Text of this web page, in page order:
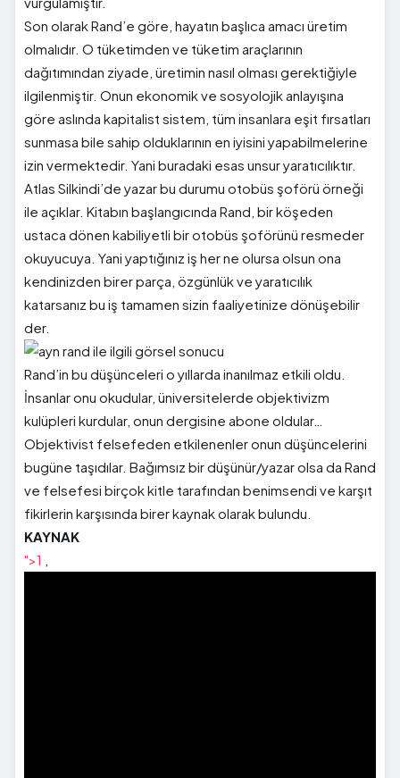
Son olarak Rand’e göre, hayatın başlıca amacı üretim
olmalıdır. O tüketimden ve tüketim araçlarının
dağıtımından ziyade, üretimin nasıl olması gerektiğiyle
ilgilenmiştir. Onun ekonomik ve sosyolojik anlayışına
göre aslında kapitalist sistem, tüm insanlara eşit fırsatları
sunmasa bile sahip olduklarının en iyisini yapabilmelerine
izin vermektedir. Yani buradaki esas unsur yaratıcılıktır.
Atlas Silkindi’de yazar bu durumu otobüs şoförü örneği
ile açıklar. Kitabın başlangıcında Rand, bir köşeden
ustaca dönen kabiliyetli bir otobüs şoförünü resmeder
okuyucuya. Yani yaptığınız iş her ne olursa olsun ona
kendinizden birer parça, özgünlük ve yaratıcılık
katarsanız bu iş tamamen sizin faaliyetinize dönüşebilir
der.
Rand’in bu düşünceleri o yıllarda inanılmaz etkili oldu.
İnsanlar onu okudular, üniversitelerde objektivizm
kulüpleri kurdular, onun dergisine abone oldular…
Objektivist felsefeden etkilenenler onun düşüncelerini
bugüne taşıdılar. Bağımsız bir düşünür/yazar olsa da Rand
ve felsefesi birçok kitle tarafından benimsendi ve karşıt
fikirlerin karşısında birer kaynak olarak bulundu.
KAYNAK
">1